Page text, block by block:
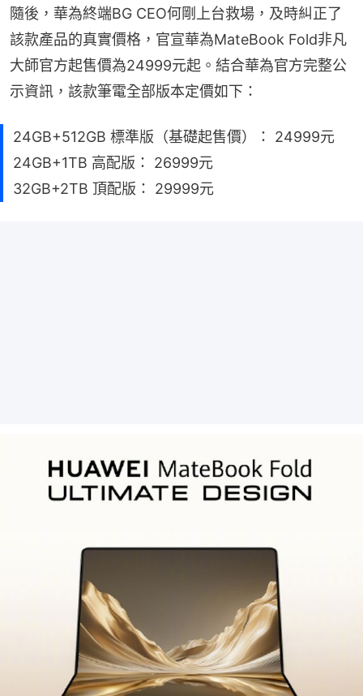
隨後，華為終端BG CEO何剛上台救場，及時糾正了
該款產品的真實價格，官宣華為MateBook Fold非凡
大師官方起售價為24999元起。結合華為官方完整公
示資訊，該款筆電全部版本定價如下：
24GB+512GB 標準版（基礎起售價）： 24999元
24GB+1TB 高配版： 26999元
32GB+2TB 頂配版： 29999元